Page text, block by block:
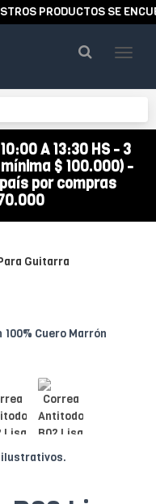
PRODUCTOS SE
A 13:30 HS - 3
$ 100.000) -
por compras
Guitarra
ilustrativos.